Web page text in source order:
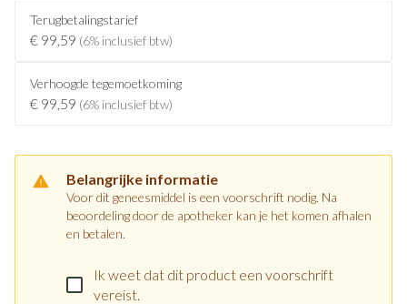
Terugbetalingstarief
€ 99,59 (6% inclusief btw)
Verhoogde tegemoetkoming
€ 99,59 (6% inclusief btw)
Belangrijke informatie
Voor dit geneesmiddel is een voorschrift nodig. Na
beoordeling door de apotheker kan je het komen afhalen
en betalen.
Ik weet dat dit product een voorschrift
vereist.